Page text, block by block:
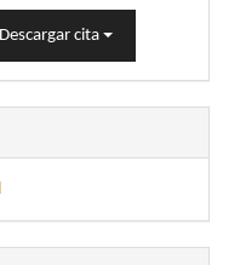
Descargar cita